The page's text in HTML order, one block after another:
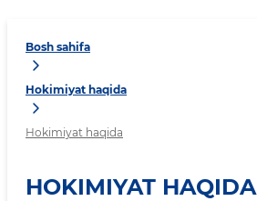
Bosh sahifa
Hokimiyat haqida
Hokimiyat haqida
HOKIMIYAT HAQIDA